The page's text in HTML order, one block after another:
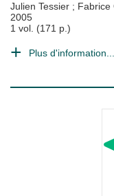
Julien Tessier ; Fabrice
2005
1 vol. (171 p.)
Plus d'information...